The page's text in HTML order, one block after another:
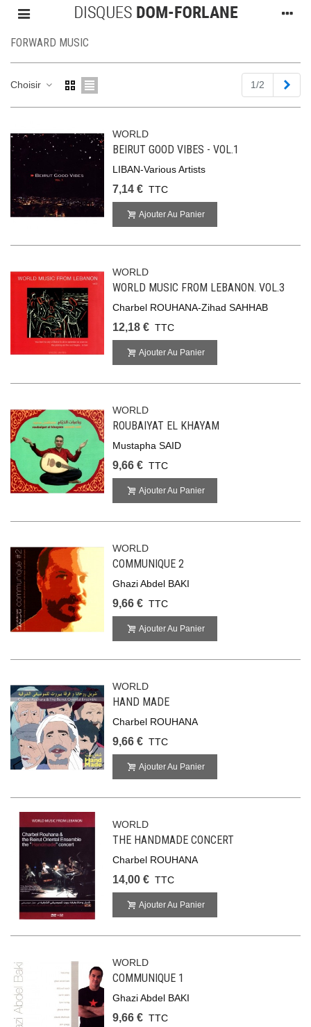
FORWARD MUSIC
Choisir 1/2
WORLD
BEIRUT GOOD VIBES - VOL.1
LIBAN-Various Artists
7,14 € TTC
Ajouter Au Panier
WORLD
WORLD MUSIC FROM LEBANON. VOL.3
Charbel ROUHANA-Zihad SAHHAB
12,18 € TTC
Ajouter Au Panier
WORLD
ROUBAIYAT EL KHAYAM
Mustapha SAID
9,66 € TTC
Ajouter Au Panier
WORLD
COMMUNIQUE 2
Ghazi Abdel BAKI
9,66 € TTC
Ajouter Au Panier
WORLD
HAND MADE
Charbel ROUHANA
9,66 € TTC
Ajouter Au Panier
WORLD
THE HANDMADE CONCERT
Charbel ROUHANA
14,00 € TTC
Ajouter Au Panier
WORLD
COMMUNIQUE 1
Ghazi Abdel BAKI
9,66 € TTC